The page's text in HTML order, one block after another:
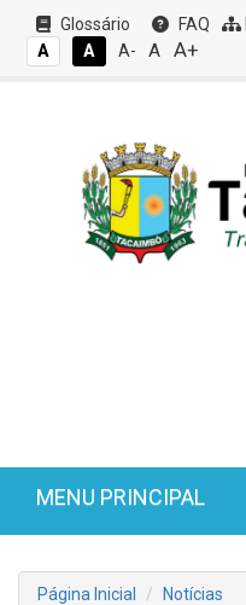
Glossário FAQ
A
A A- A A+
MENU PRINCIPAL
Página Inicial
Notícias